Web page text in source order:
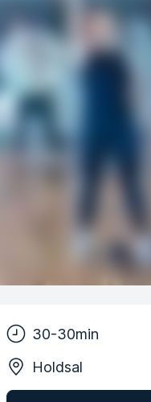
30-30min
Holdsal